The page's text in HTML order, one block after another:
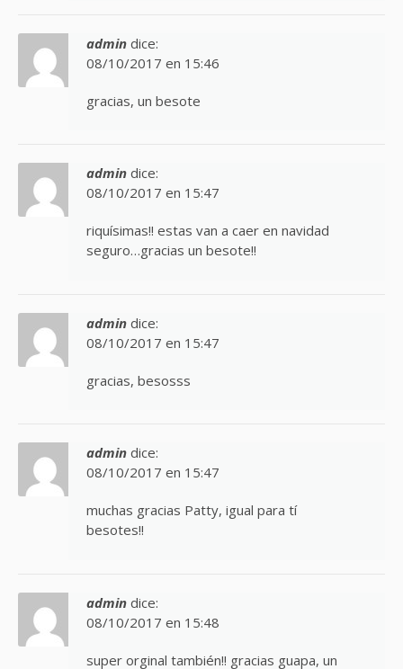
admin dice:
08/10/2017 en 15:46
gracias, un besote
admin dice:
08/10/2017 en 15:47
riquísimas!! estas van a caer en navidad
seguro…gracias un besote!!
admin dice:
08/10/2017 en 15:47
gracias, besosss
admin dice:
08/10/2017 en 15:47
muchas gracias Patty, igual para tí
besotes!!
admin dice:
08/10/2017 en 15:48
super orginal también!! gracias guapa, un